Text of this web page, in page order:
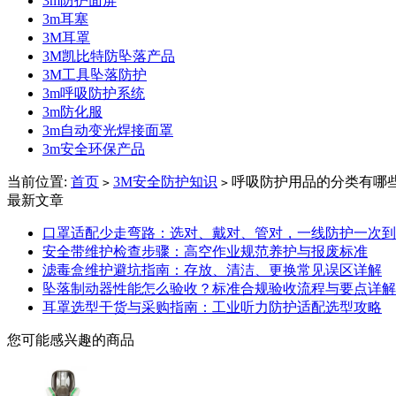
3m耳塞
3M耳罩
3M凯比特防坠落产品
3M工具坠落防护
3m呼吸防护系统
3m防化服
3m自动变光焊接面罩
3m安全环保产品
当前位置: 首页 > 3M安全防护知识 > 呼吸防护用品的分类有哪
最新文章
口罩适配少走弯路：选对、戴对、管对，一线防护一次
安全带维护检查步骤：高空作业规范养护与报废标准
滤毒盒维护避坑指南：存放、清洁、更换常见误区详解
坠落制动器性能怎么验收？标准合规验收流程与要点详解
耳罩选型干货与采购指南：工业听力防护适配选型攻略
您可能感兴趣的商品